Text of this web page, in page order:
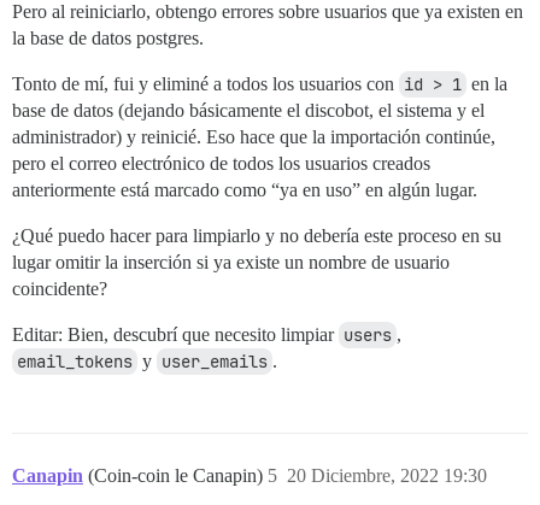
Pero al reiniciarlo, obtengo errores sobre usuarios que ya existen en
la base de datos postgres.
Tonto de mí, fui y eliminé a todos los usuarios con id > 1 en la
base de datos (dejando básicamente el discobot, el sistema y el
administrador) y reinicié. Eso hace que la importación continúe,
pero el correo electrónico de todos los usuarios creados
anteriormente está marcado como “ya en uso” en algún lugar.
¿Qué puedo hacer para limpiarlo y no debería este proceso en su
lugar omitir la inserción si ya existe un nombre de usuario
coincidente?
Editar: Bien, descubrí que necesito limpiar users ,
email_tokens y user_emails .
Canapin (Coin-coin le Canapin) 20 Diciembre, 2022 19:30
5